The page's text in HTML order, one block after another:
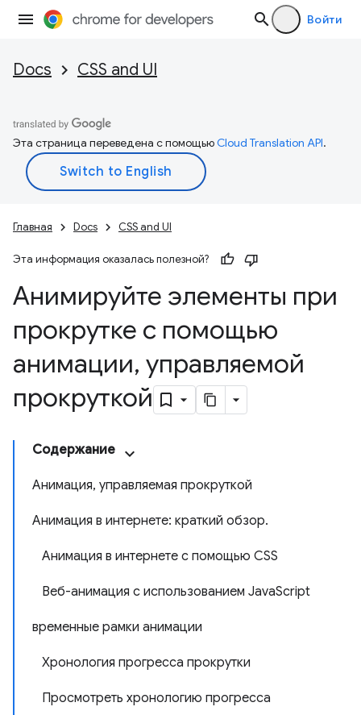
Войти
Docs CSS and UI
Эта страница переведена с помощьюCloud Translation API.
Главная Docs CSS and UI
Эта информация оказалась полезной?
Анимируйте элементы при
прокрутке с помощью
анимации, управляемой
прокруткой
Содержание
Анимация, управляемая прокруткой
Анимация в интернете: краткий обзор.
Анимация в интернете с помощью CSS
Веб-анимация с использованием JavaScript
временные рамки анимации
Хронология прогресса прокрутки
Просмотреть хронологию прогресса